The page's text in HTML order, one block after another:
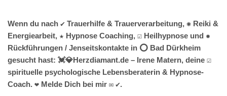
Wenn du nach ✔️ Trauerhilfe & Trauerverarbeitung, ✺ Reiki &
Energiearbeit, ★ Hypnose Coaching, ☑️ Heilhypnose und ✹
Rückführungen / Jenseitskontakte in ⭕ Bad Dürkheim
gesucht hast: 💓️💎Herzdiamant.de – Irene Matern, deine ☑️
spirituelle psychologische Lebensberaterin & Hypnose-
Coach. ❤ Melde Dich bei mir ✉ ✔.